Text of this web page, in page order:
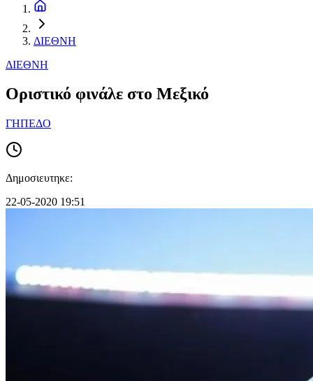
ΔΙΕΘΝΗ
ΔΙΕΘΝΗ
Οριστικό φινάλε στο Μεξικό
ΓΗΠΕΔΟ
Δημοσιευτηκε:
22-05-2020 19:51